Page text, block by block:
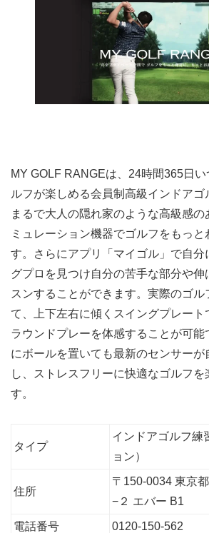
MY GOLF RANGEは、24時間365日
ルフが楽しめる会員制高級インドアゴ
まるで大人の隠れ家のような高級感
ミュレーション機器でゴルフをもっと
す。さらにアプリ「マイゴル」で自分
グプロを見つけ自分の苦手な部分や伸
スンすることができます。実際のゴ
て、上下左右に傾くスイングプレー
ラウンドプレーを体感することが可能
にボールを置いても最新のセンサー
し、ストレスフリーに快適なゴルフを
す。
タイプ
インドアゴルフ練
ョン）
住所
〒150-0034 東京
−２ エバー B1
電話番号 0120-150-562